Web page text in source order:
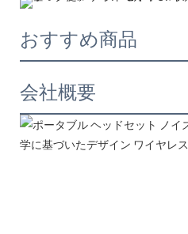
おすすめ商品
会社概要